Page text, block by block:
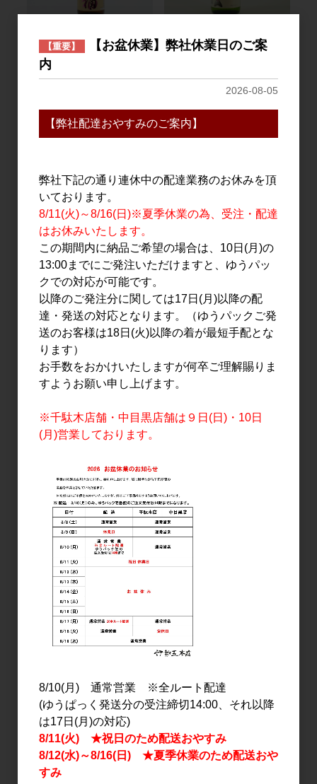
来福 純米吟醸 超辛口
1.8L
Salmon de SHU(サーモン
リキュール
来福 梨のリキュール
1.8L
2,800円
日本酒
生詰 720ml
1,850円
日本酒
森嶋 彗星 純米大吟醸 生詰
め 720ml
1,800円
日本酒
浦里 URAZATO
PROTOTYPE UA01
720ml
日本酒
富士大観 限定大吟醸 金賞
受賞酒 1.8L
12,000円
富士大観 青ラベル 純米吟
醸 720ml
【重要】
【お盆休業】弊社休業日のご案
内
2026-08-05
【弊社配達おやすみのご案内】
弊社下記の通り連休中の配達業務のお休みを頂
いております。
8/11(火)～8/16(日)※夏季休業の為、受注・配達
はお休みいたします。
この期間内に納品ご希望の場合は、10日(月)の
13:00までにご発注いただけますと、ゆうパッ
クでの対応が可能です。
以降のご発注分に関しては17日(月)以降の配
達・発送の対応となります。（ゆうパックご発
送のお客様は18日(火)以降の着が最短手配とな
ります）
お手数をおかけいたしますが何卒ご理解賜りま
すようお願い申し上げます。
※千駄木店舗・中目黒店舗は９日(日)・10日
(月)営業しております。
8/10(月) 通常営業 ※全ルート配達
(ゆうぱっく発送分の受注締切14:00、それ以降
は17日(月)の対応)
8/11(火) ★祝日のため配送おやすみ
8/12(水)～8/16(日) ★夏季休業のため配送おや
すみ